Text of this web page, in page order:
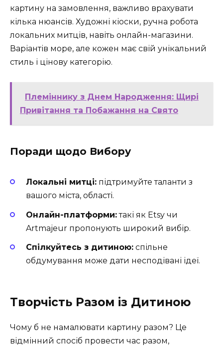
картину на замовлення, важливо врахувати
кілька нюансів. Художні кіоски, ручна робота
локальних митців, навіть онлайн-магазини.
Варіантів море, але кожен має свій унікальний
стиль і цінову категорію.
Племіннику з Днем Народження: Щирі
Привітання та Побажання на Свято
Поради щодо Вибору
Локальні митці: підтримуйте таланти з
вашого міста, області.
Онлайн-платформи:такі як Etsy чи
Artmajeur пропонують широкий вибір.
Спілкуйтесь з дитиною: спільне
обдумування може дати несподівані ідеї.
Творчість Разом із Дитиною
Чому б не намалювати картину разом? Це
відмінний спосіб провести час разом,